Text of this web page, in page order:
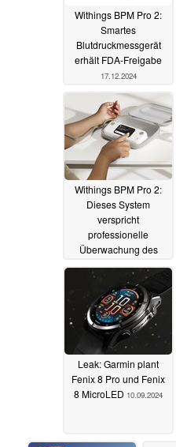
Withings BPM Pro 2:
Smartes
Blutdruckmessgerät
erhält FDA-Freigabe
17.12.2024
Withings BPM Pro 2:
Dieses System
verspricht
professionelle
Überwachung des
elektrischer Aktivität
des Herzens22.10.2024
Leak: Garmin plant
Fenix 8 Pro und Fenix
8 MicroLED 10.09.2024